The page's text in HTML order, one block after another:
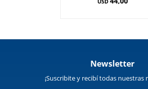
Newsletter
¡Suscribite y recibí todas nuestras